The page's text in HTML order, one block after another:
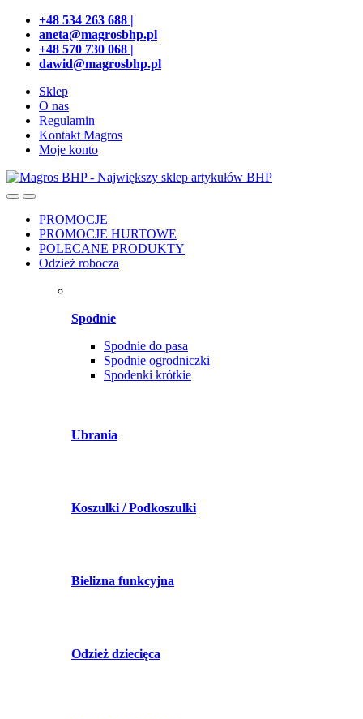
Przejdź
nawigacji
Przeskocz
treści
+48 534 263 688 |
aneta@magrosbhp.pl
+48 570 730 068 |
dawid@magrosbhp.pl
Sklep
O nas
Regulamin
Kontakt Magros
Moje konto
PROMOCJE
PROMOCJE HURTOWE
POLECANE PRODUKTY
Odzież robocza
Spodnie
Spodnie do pasa
Spodnie ogrodniczki
Spodenki krótkie
Ubrania
Koszulki / Podkoszulki
Bielizna funkcyjna
Odzież dziecięca